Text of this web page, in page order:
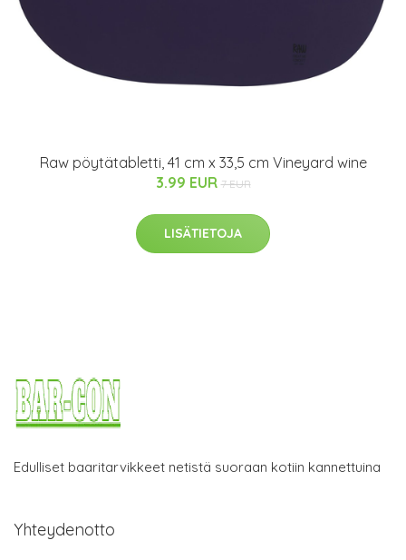
Raw pöytätabletti, 41 cm x 33,5 cm Vineyard wine
3.99 EUR 7 EUR
LISÄTIETOJA
Edulliset baaritarvikkeet netistä suoraan kotiin kannettuina
Yhteydenotto